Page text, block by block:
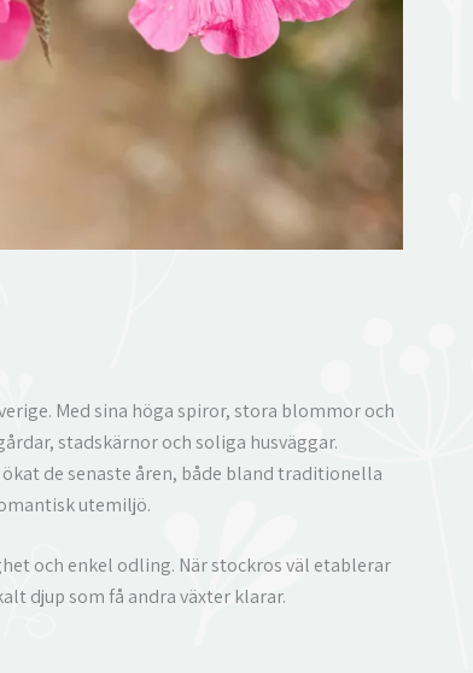
Med sina höga spiror, stora blommor och
stadskärnor och soliga husväggar.
de senaste åren, både bland traditionella
utemiljö.
och enkel odling. När stockros väl etablerar
djup som få andra växter klarar.